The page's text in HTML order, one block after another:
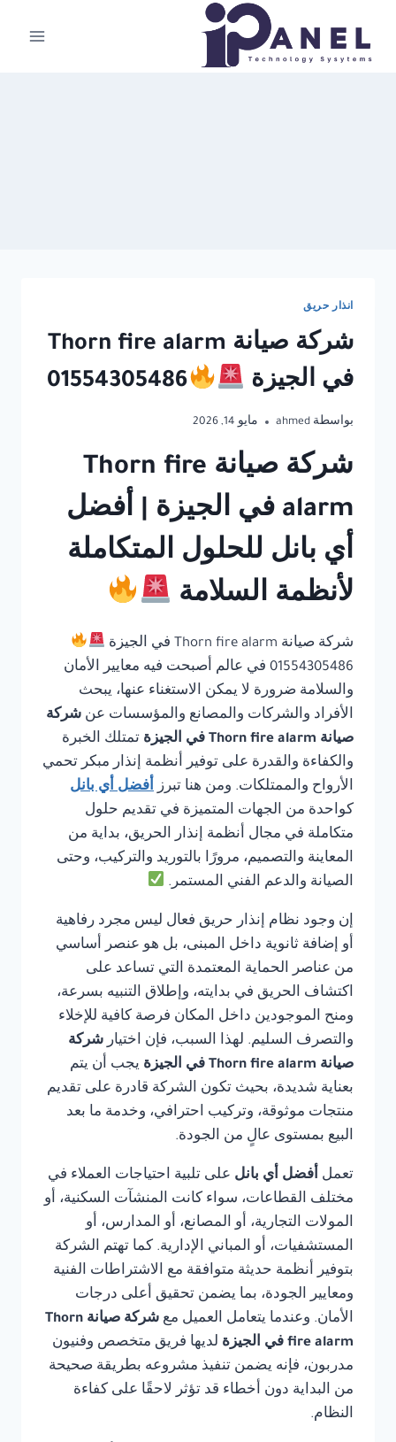
المحتوى
انذار حريق
شركة صيانة Thorn fire alarm
في الجيزة
01554305486
بواسطة ahmed مايو 14, 2026
شركة صيانة Thorn fire
alarm في الجيزة | أفضل
أي بانل للحلول المتكاملة
لأنظمة السلامة
شركة صيانة Thorn fire alarm في الجيزة
01554305486 في عالم أصبحت فيه معايير الأمان
والسلامة ضرورة لا يمكن الاستغناء عنها، يبحث
الأفراد والشركات والمصانع والمؤسسات عن شركة
صيانة Thorn fire alarm في الجيزة
تمتلك الخبرة
والكفاءة والقدرة على توفير أنظمة إنذار مبكر تحمي
الأرواح والممتلكات. ومن هنا تبرز أفضل أي بانل
كواحدة من الجهات المتميزة في تقديم حلول
متكاملة في مجال أنظمة إنذار الحريق، بداية من
المعاينة والتصميم، مرورًا بالتوريد والتركيب، وحتى
الصيانة والدعم الفني المستمر.
إن وجود نظام إنذار حريق فعال ليس مجرد رفاهية
أو إضافة ثانوية داخل المبنى، بل هو عنصر أساسي
من عناصر الحماية المعتمدة التي تساعد على
اكتشاف الحريق في بدايته، وإطلاق التنبيه بسرعة،
ومنح الموجودين داخل المكان فرصة كافية للإخلاء
والتصرف السليم. لهذا السبب، فإن اختيار شركة
صيانة Thorn fire alarm في الجيزة
يجب أن يتم
بعناية شديدة، بحيث تكون الشركة قادرة على تقديم
منتجات موثوقة، وتركيب احترافي، وخدمة ما بعد
البيع بمستوى عالٍ من الجودة.
تعمل أفضل أي بانل على تلبية احتياجات العملاء في
مختلف القطاعات، سواء كانت المنشآت السكنية، أو
المولات التجارية، أو المصانع، أو المدارس، أو
المستشفيات، أو المباني الإدارية. كما تهتم الشركة
بتوفير أنظمة حديثة متوافقة مع الاشتراطات الفنية
ومعايير الجودة، بما يضمن تحقيق أعلى درجات
الأمان. وعندما يتعامل العميل مع
شركة صيانة Thorn
fire alarm في الجيزة
لديها فريق متخصص وفنيون
مدربون، فإنه يضمن تنفيذ مشروعه بطريقة صحيحة
من البداية دون أخطاء قد تؤثر لاحقًا على كفاءة
النظام.